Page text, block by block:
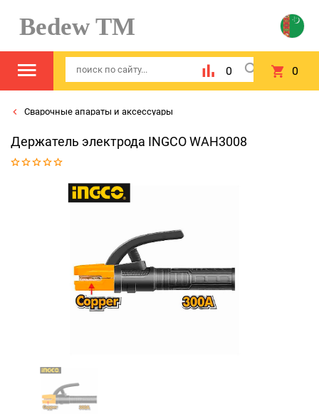
Bedew TM
0 0
Сварочные апараты и аксессуары
Держатель электрода INGCO WAH3008